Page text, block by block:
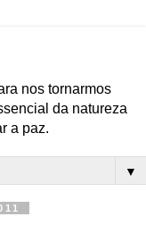
nos tornarmos
da natureza
a paz.
▼